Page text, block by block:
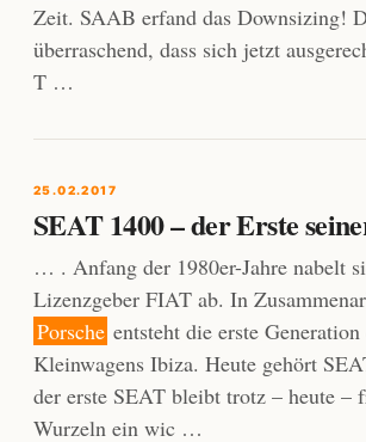
Zeit. SAAB erfand das Downsizing!
überraschend, dass sich jetzt
T …
25.02.2017
SEAT 1400 – der Erste
… . Anfang der 1980er-Jahre nabelt
Lizenzgeber FIAT ab. In
Porsche entsteht die erste Generation
Kleinwagens Ibiza. Heute gehört
der erste SEAT bleibt trotz – heute –
Wurzeln ein wic …